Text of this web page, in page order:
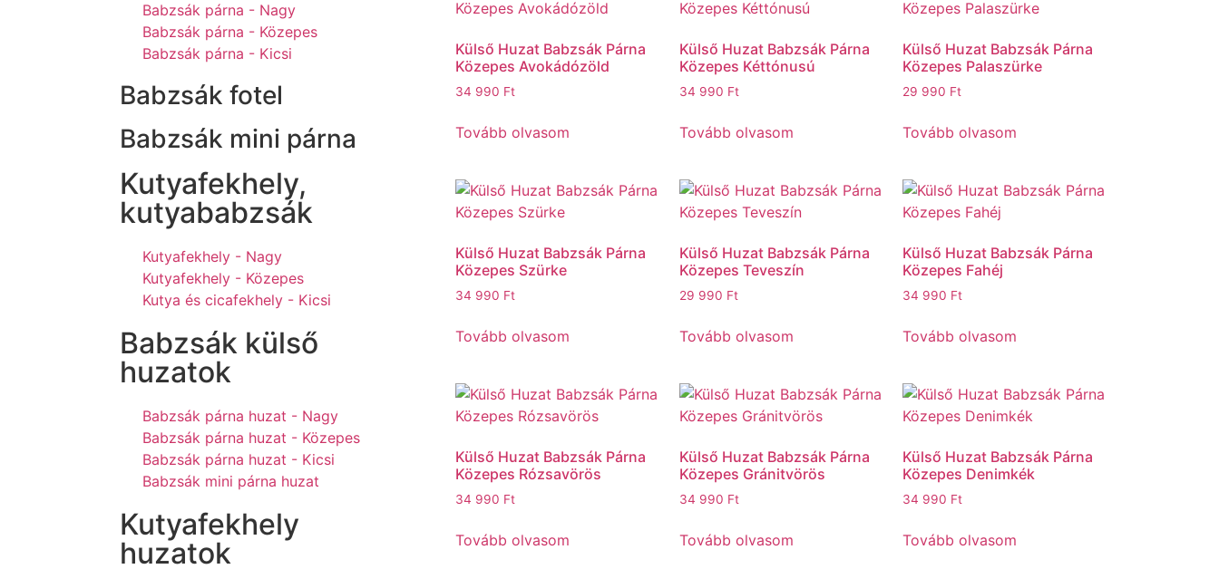
Babzsák párna - Nagy
Babzsák párna - Közepes
Babzsák párna - Kicsi
Babzsák fotel
Babzsák mini párna
Kutyafekhely,
kutyababzsák
Kutyafekhely - Nagy
Kutyafekhely - Közepes
Kutya és cicafekhely - Kicsi
Babzsák külső
huzatok
Babzsák párna huzat - Nagy
Babzsák párna huzat - Közepes
Babzsák párna huzat - Kicsi
Babzsák mini párna huzat
Kutyafekhely
huzatok
Külső Huzat Babzsák Párna
Közepes Avokádózöld
34 990 Ft
Tovább olvasom
Külső Huzat Babzsák Párna
Közepes Kéttónusú
34 990 Ft
Tovább olvasom
Külső Huzat Babzsák Párna
Közepes Palaszürke
29 990 Ft
Tovább olvasom
Külső Huzat Babzsák Párna
Közepes Szürke
34 990 Ft
Tovább olvasom
Külső Huzat Babzsák Párna
Közepes Teveszín
29 990 Ft
Tovább olvasom
Külső Huzat Babzsák Párna
Közepes Fahéj
34 990 Ft
Tovább olvasom
Külső Huzat Babzsák Párna
Közepes Rózsavörös
34 990 Ft
Tovább olvasom
Külső Huzat Babzsák Párna
Közepes Gránitvörös
34 990 Ft
Tovább olvasom
Külső Huzat Babzsák Párna
Közepes Denimkék
34 990 Ft
Tovább olvasom